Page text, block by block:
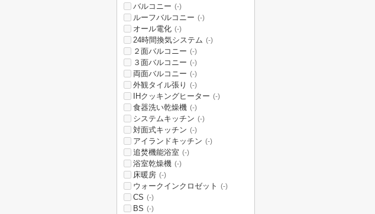
バルコニー (-)
ルーフバルコニー (-)
オール電化 (-)
24時間換気システム (-)
２面バルコニー (-)
３面バルコニー (-)
両面バルコニー (-)
外観タイル張り (-)
IHクッキングヒーター (-)
食器洗い乾燥機 (-)
システムキッチン (-)
対面式キッチン (-)
アイランドキッチン (-)
追焚機能浴室 (-)
浴室乾燥機 (-)
床暖房 (-)
ウォークインクロゼット (-)
CS (-)
BS (-)